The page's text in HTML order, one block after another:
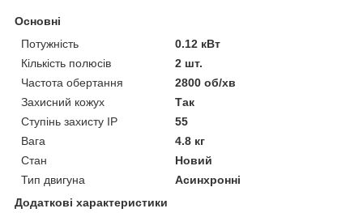
Основні
Потужність
0.12 кВт
Кількість полюсів
2 шт.
Частота обертання
2800 об/хв
Захисний кожух
Так
Ступінь захисту IP
55
Вага
4.8 кг
Стан
Новий
Тип двигуна
Асинхронні
Додаткові характеристики